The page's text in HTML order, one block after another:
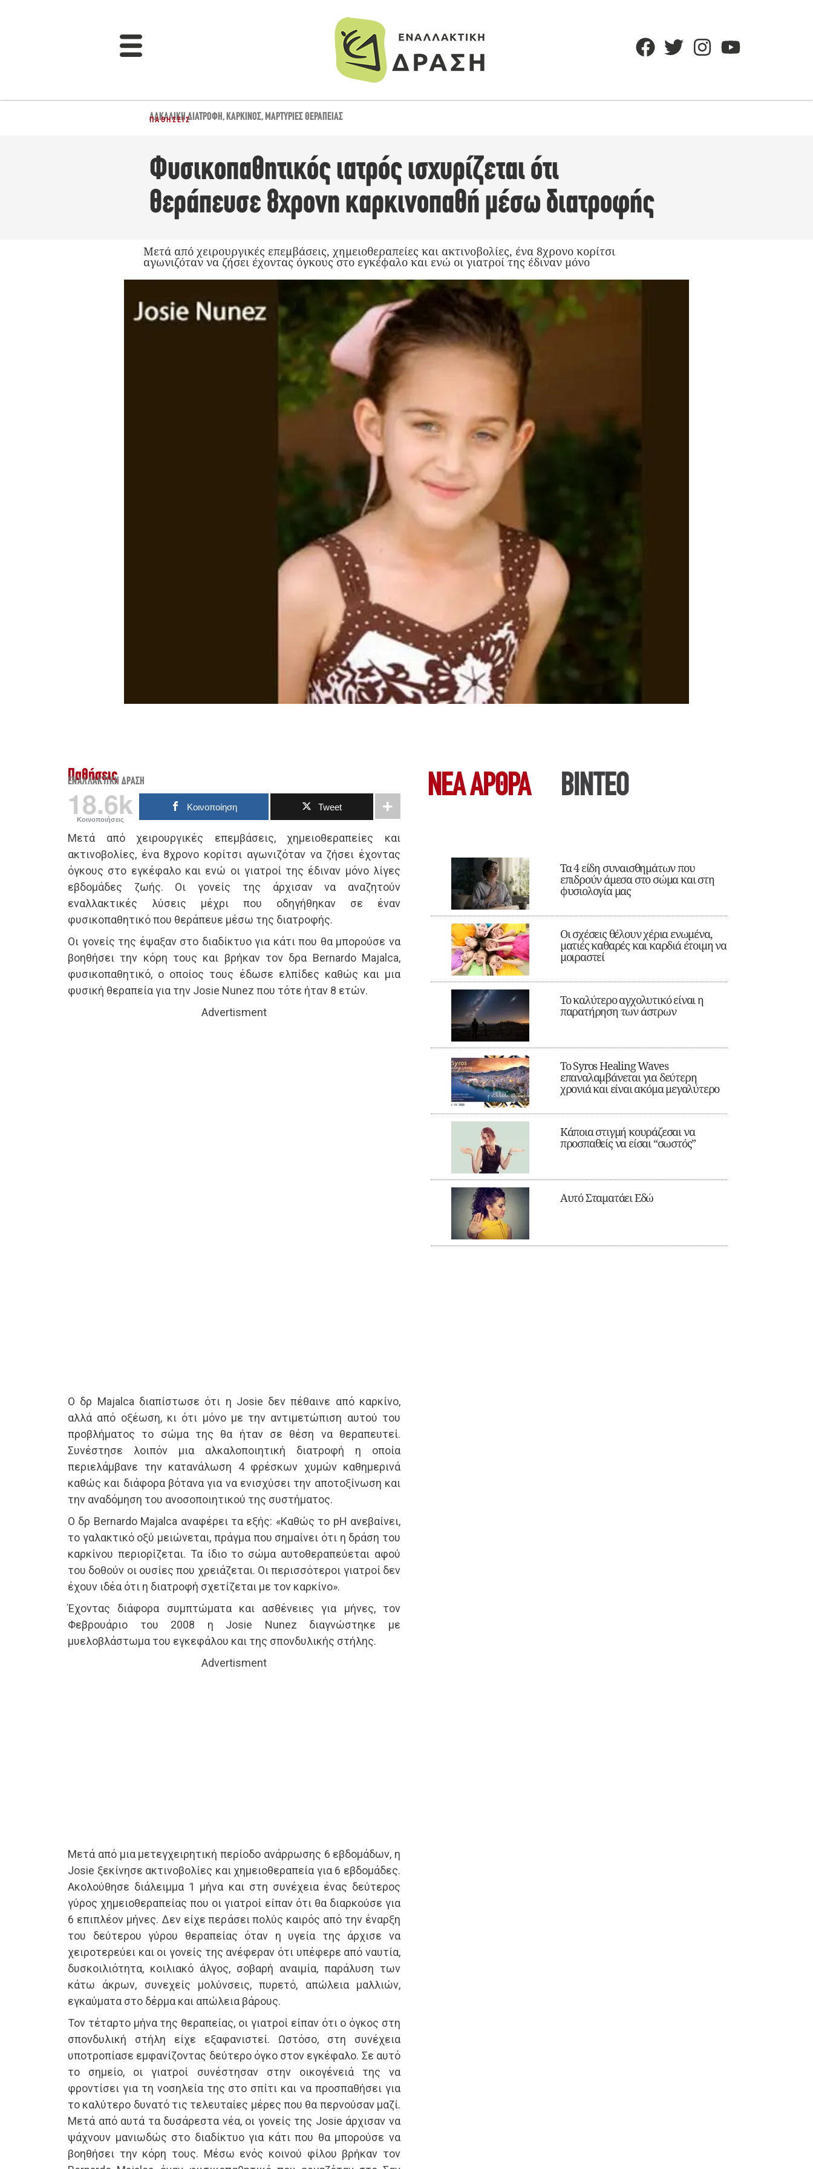
ΑΛΚΑΛΙΚΉ ΔΙΑΤΡΟΦΉ,ΚΑΡΚΊΝΟΣ,ΜΑΡΤΥΡΊΕΣ ΘΕΡΑΠΕΊΑΣ
ΠΑΘΉΣΕΙΣ
Φυσικοπαθητικός ιατρός ισχυρίζεται ότι
θεράπευσε 8χρονη καρκινοπαθή μέσω διατροφής
Μετά από χειρουργικές επεμβάσεις, χημειοθεραπείες και ακτινοβολίες, ένα 8χρονο κορίτσι
αγωνιζόταν να ζήσει έχοντας όγκους στο εγκέφαλο και ενώ οι γιατροί της έδιναν μόνο
Παθήσεις
ΕΝΑΛΛΑΚΤΙΚΉ ΔΡΆΣΗ
18.6k
Κοινοποιήσεις
Κοινοποίηση Tweet
Μετά από χειρουργικές επεμβάσεις, χημειοθεραπείες και
ακτινοβολίες, ένα 8χρονο κορίτσι αγωνιζόταν να ζήσει έχοντας
όγκους στο εγκέφαλο και ενώ οι γιατροί της έδιναν μόνο λίγες
εβδομάδες ζωής. Οι γονείς της άρχισαν να αναζητούν
εναλλακτικές λύσεις μέχρι που οδηγήθηκαν σε έναν
φυσικοπαθητικό που θεράπευε μέσω της διατροφής.
Οι γονείς της έψαξαν στο διαδίκτυο για κάτι που θα μπορούσε να
βοηθήσει την κόρη τους και βρήκαν τον δρα Bernardo Majalca,
φυσικοπαθητικό, ο οποίος τους έδωσε ελπίδες καθώς και μια
φυσική θεραπεία για την Josie Nunez που τότε ήταν 8 ετών.
Advertisment
Ο δρ Majalca διαπίστωσε ότι η Josie δεν πέθαινε από καρκίνο,
αλλά από οξέωση, κι ότι μόνο με την αντιμετώπιση αυτού του
προβλήματος το σώμα της θα ήταν σε θέση να θεραπευτεί.
Συνέστησε λοιπόν μια αλκαλοποιητική διατροφή η οποία
περιελάμβανε την κατανάλωση 4 φρέσκων χυμών καθημερινά
καθώς και διάφορα βότανα για να ενισχύσει την αποτοξίνωση και
την αναδόμηση του ανοσοποιητικού της συστήματος.
Ο δρ Bernardo Majalca αναφέρει τα εξής: «Καθώς το pH ανεβαίνει,
το γαλακτικό οξύ μειώνεται, πράγμα που σημαίνει ότι η δράση του
καρκίνου περιορίζεται. Τα ίδιο το σώμα αυτοθεραπεύεται αφού
του δοθούν οι ουσίες που χρειάζεται. Οι περισσότεροι γιατροί δεν
έχουν ιδέα ότι η διατροφή σχετίζεται με τον καρκίνο».
Έχοντας διάφορα συμπτώματα και ασθένειες για μήνες, τον
Φεβρουάριο του 2008 η Josie Nunez διαγνώστηκε με
μυελοβλάστωμα του εγκεφάλου και της σπονδυλικής στήλης.
Advertisment
Μετά από μια μετεγχειρητική περίοδο ανάρρωσης 6 εβδομάδων, η
Josie ξεκίνησε ακτινοβολίες και χημειοθεραπεία για 6 εβδομάδες.
Ακολούθησε διάλειμμα 1 μήνα και στη συνέχεια ένας δεύτερος
γύρος χημειοθεραπείας που οι γιατροί είπαν ότι θα διαρκούσε για
6 επιπλέον μήνες. Δεν είχε περάσει πολύς καιρός από την έναρξη
του δεύτερου γύρου θεραπείας όταν η υγεία της άρχισε να
χειροτερεύει και οι γονείς της ανέφεραν ότι υπέφερε από ναυτία,
δυσκοιλιότητα, κοιλιακό άλγος, σοβαρή αναιμία, παράλυση των
κάτω άκρων, συνεχείς μολύνσεις, πυρετό, απώλεια μαλλιών,
εγκαύματα στο δέρμα και απώλεια βάρους.
Τον τέταρτο μήνα της θεραπείας, οι γιατροί είπαν ότι ο όγκος στη
σπονδυλική στήλη είχε εξαφανιστεί. Ωστόσο, στη συνέχεια
υποτροπίασε εμφανίζοντας δεύτερο όγκο στον εγκέφαλο. Σε αυτό
το σημείο, οι γιατροί συνέστησαν στην οικογένειά της να
φροντίσει για τη νοσηλεία της στο σπίτι και να προσπαθήσει για
το καλύτερο δυνατό τις τελευταίες μέρες που θα περνούσαν μαζί.
Μετά από αυτά τα δυσάρεστα νέα, οι γονείς της Josie άρχισαν να
ψάχνουν μανιωδώς στο διαδίκτυο για κάτι που θα μπορούσε να
βοηθήσει την κόρη τους. Μέσω ενός κοινού φίλου βρήκαν τον
ΝΕΑ ΆΡΘΡΑ ΒΙΝΤΕΟ
Τα 4 είδη συναισθημάτων που
επιδρούν άμεσα στο σώμα και στη
φυσιολογία μας
Οι σχέσεις θέλουν χέρια ενωμένα,
ματιές καθαρές και καρδιά έτοιμη να
μοιραστεί
Το καλύτερο αγχολυτικό είναι η
παρατήρηση των άστρων
Το Syros Healing Waves
επαναλαμβάνεται για δεύτερη
χρονιά και είναι ακόμα μεγαλύτερο
Κάποια στιγμή κουράζεσαι να
προσπαθείς να είσαι “σωστός”
Αυτό Σταματάει Εδώ